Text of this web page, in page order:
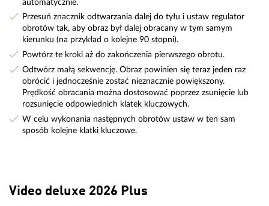
automatycznie.
Przesuń znacznik odtwarzania dalej do tyłu i ustaw regulator
obrotów tak, aby obraz był dalej obracany w tym samym
kierunku (na przykład o kolejne 90 stopni).
Powtórz te kroki aż do zakończenia pierwszego obrotu.
Odtwórz małą sekwencję. Obraz powinien się teraz jeden raz
obrócić i jednocześnie zostać nieznacznie powiększony.
Prędkość obracania można dostosować poprzez zsunięcie lub
rozsunięcie odpowiednich klatek kluczowych.
W celu wykonania następnych obrotów ustaw w ten sam
sposób kolejne klatki kluczowe.
Video deluxe 2026 Plus